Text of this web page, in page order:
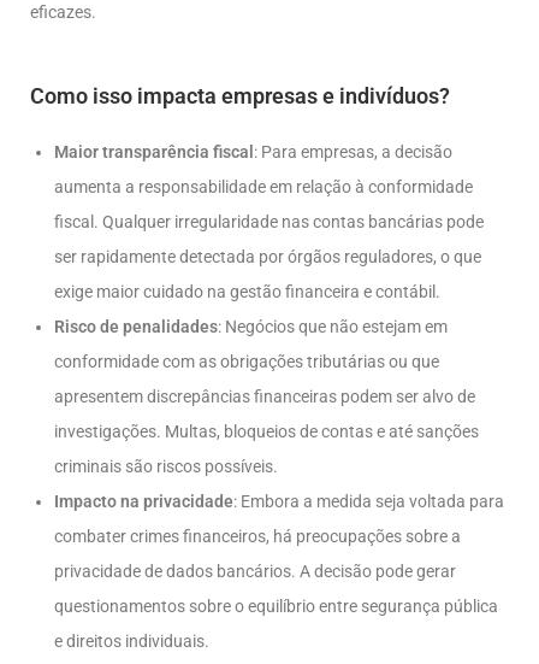
eficazes.
Como isso impacta empresas e indivíduos?
Maior transparência fiscal : Para empresas, a decisão
aumenta a responsabilidade em relação à conformidade
fiscal. Qualquer irregularidade nas contas bancárias pode
ser rapidamente detectada por órgãos reguladores, o que
exige maior cuidado na gestão financeira e contábil.
Risco de penalidades: Negócios que não estejam em
conformidade com as obrigações tributárias ou que
apresentem discrepâncias financeiras podem ser alvo de
investigações. Multas, bloqueios de contas e até sanções
criminais são riscos possíveis.
Impacto na privacidade: Embora a medida seja voltada para
combater crimes financeiros, há preocupações sobre a
privacidade de dados bancários. A decisão pode gerar
questionamentos sobre o equilíbrio entre segurança pública
e direitos individuais.